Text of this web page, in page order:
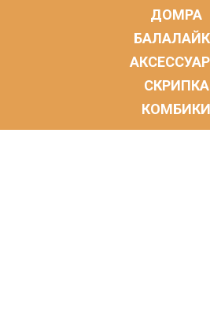
ДОМРА
СКРИПКА
КОМБИКИ